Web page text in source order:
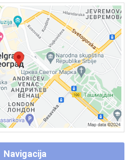
Navigacija